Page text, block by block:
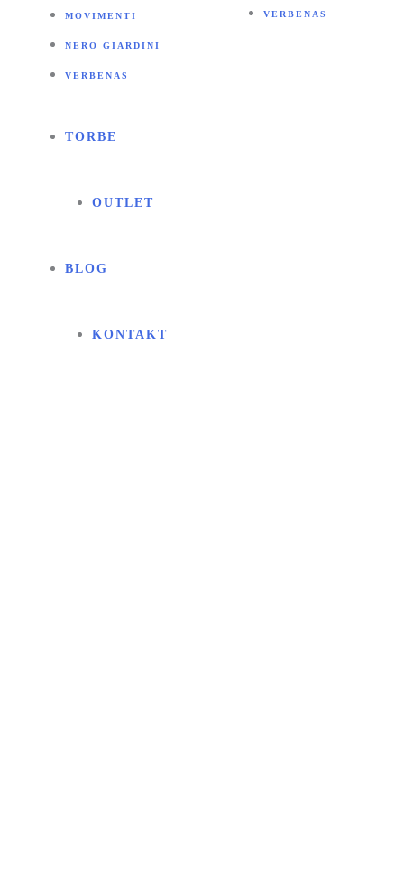
MOVIMENTI
NERO GIARDINI
VERBENAS
VERBENAS
TORBE
OUTLET
BLOG
KONTAKT